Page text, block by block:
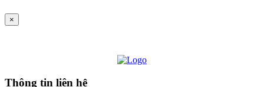
×
Thông tin liên hệ